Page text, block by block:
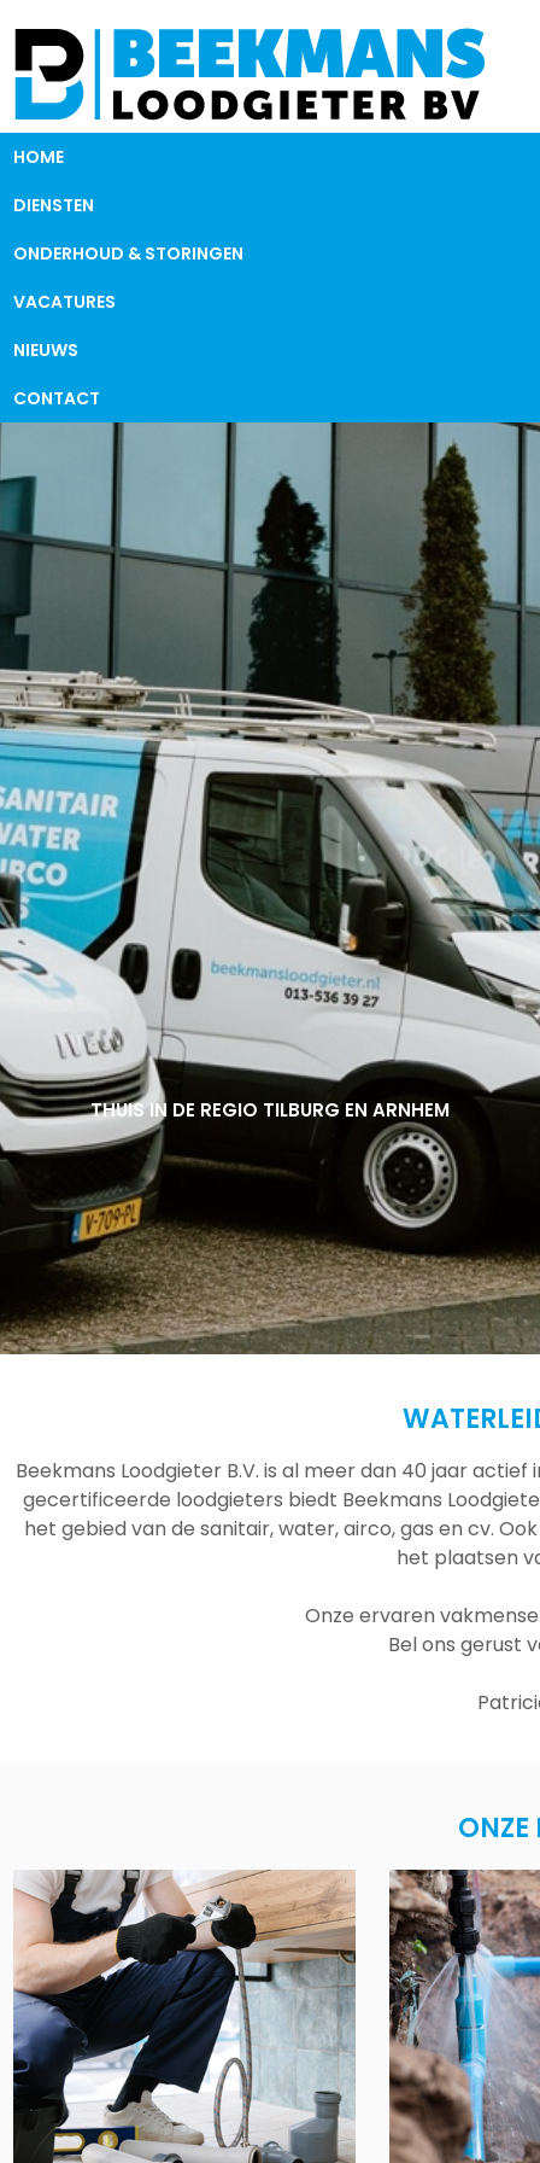
HOME
DIENSTEN
ONDERHOUD & STORINGEN
VACATURES
NIEUWS
CONTACT
THUIS IN DE REGIO TILBURG EN ARNHEM
THUIS IN DE REGIO TILBURG EN ARNHEM
Beekmans Loodgieter B.V. is al meer dan 40 jaar
gecertificeerde loodgieters biedt Beekmans
het gebied van de sanitair, water, airco, gas en cv.
het plaatsen
Onze ervaren
Bel ons gerust
ONZE